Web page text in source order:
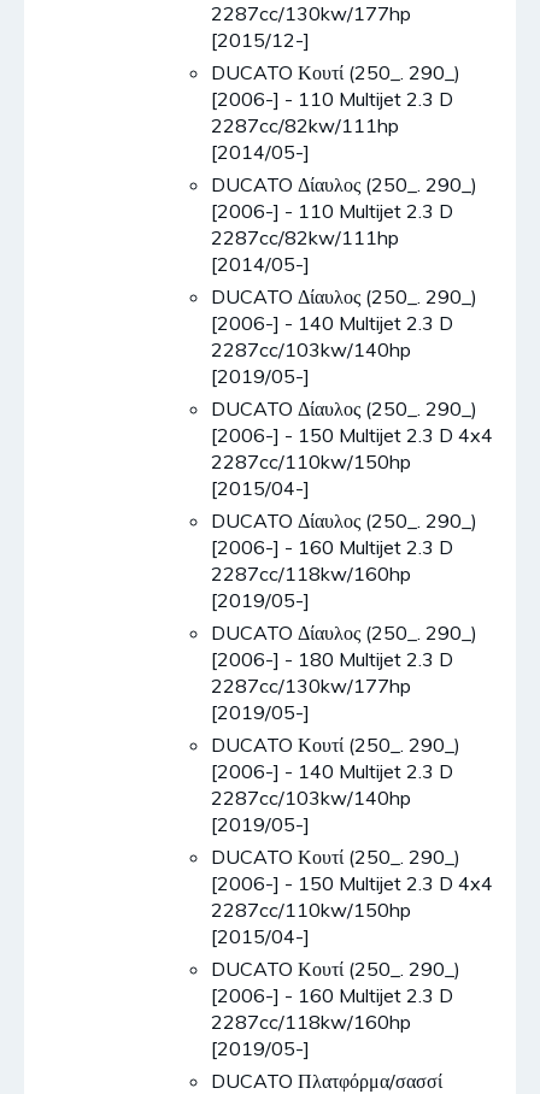
2287cc/130kw/177hp
[2015/12-]
DUCATO Κουτί (250_. 290_)
[2006-] - 110 Multijet 2.3 D
2287cc/82kw/111hp
[2014/05-]
DUCATO Δίαυλος (250_. 290_)
[2006-] - 110 Multijet 2.3 D
2287cc/82kw/111hp
[2014/05-]
DUCATO Δίαυλος (250_. 290_)
[2006-] - 140 Multijet 2.3 D
2287cc/103kw/140hp
[2019/05-]
DUCATO Δίαυλος (250_. 290_)
[2006-] - 150 Multijet 2.3 D 4x4
2287cc/110kw/150hp
[2015/04-]
DUCATO Δίαυλος (250_. 290_)
[2006-] - 160 Multijet 2.3 D
2287cc/118kw/160hp
[2019/05-]
DUCATO Δίαυλος (250_. 290_)
[2006-] - 180 Multijet 2.3 D
2287cc/130kw/177hp
[2019/05-]
DUCATO Κουτί (250_. 290_)
[2006-] - 140 Multijet 2.3 D
2287cc/103kw/140hp
[2019/05-]
DUCATO Κουτί (250_. 290_)
[2006-] - 150 Multijet 2.3 D 4x4
2287cc/110kw/150hp
[2015/04-]
DUCATO Κουτί (250_. 290_)
[2006-] - 160 Multijet 2.3 D
2287cc/118kw/160hp
[2019/05-]
DUCATO Πλατφόρμα/σασσί